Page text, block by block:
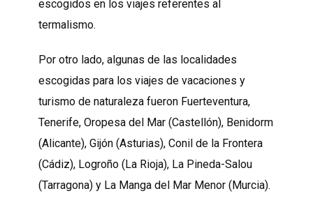
escogidos en los viajes referentes al
termalismo.
Por otro lado, algunas de las localidades
escogidas para los viajes de vacaciones y
turismo de naturaleza fueron Fuerteventura,
Tenerife, Oropesa del Mar (Castellón), Benidorm
(Alicante), Gijón (Asturias), Conil de la Frontera
(Cádiz), Logroño (La Rioja), La Pineda-Salou
(Tarragona) y La Manga del Mar Menor (Murcia).